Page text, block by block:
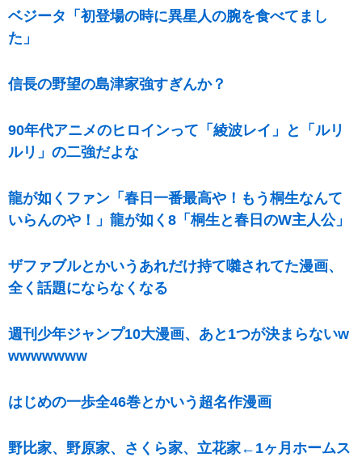
ベジータ「初登場の時に異星人の腕を食べてまし
た」
信長の野望の島津家強すぎんか？
90年代アニメのヒロインって「綾波レイ」と「ルリ
ルリ」の二強だよな
龍が如くファン「春日一番最高や！もう桐生なんて
いらんのや！」龍が如く8「桐生と春日のW主人公」
ザファブルとかいうあれだけ持て囃されてた漫画、
全く話題にならなくなる
週刊少年ジャンプ10大漫画、あと1つが決まらないw
wwwwwww
はじめの一歩全46巻とかいう超名作漫画
野比家、野原家、さくら家、立花家←1ヶ月ホームス